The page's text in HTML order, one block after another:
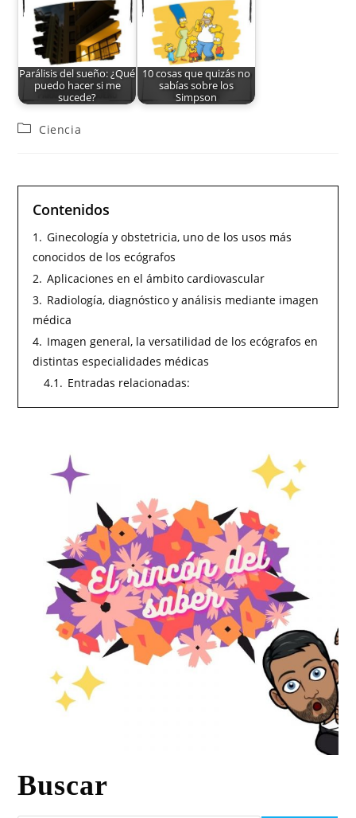
Parálisis del sueño: ¿Qué
puedo hacer si me
sucede?
10 cosas que quizás no
sabías sobre los
Simpson
Ciencia
Contenidos
1. Ginecología y obstetricia, uno de los usos más
conocidos de los ecógrafos
2. Aplicaciones en el ámbito cardiovascular
3. Radiología, diagnóstico y análisis mediante imagen
médica
4. Imagen general, la versatilidad de los ecógrafos en
distintas especialidades médicas
4.1. Entradas relacionadas:
Buscar